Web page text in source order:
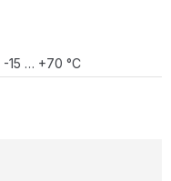
-15 … +70 °C